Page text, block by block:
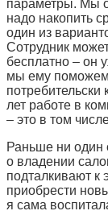
параметры. Мы
надо накопить
один из
Сотрудник
бесплатно – он
мы ему
потребительски
лет работе в
– это в том
Раньше ни один
о владении
подталкивают к
приобрести
я сама